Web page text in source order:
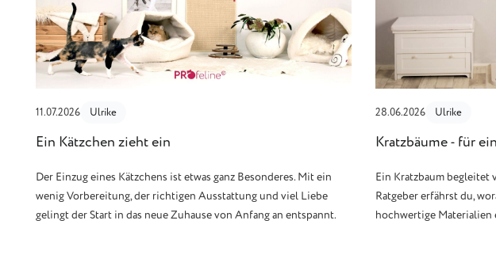
11.07.2026 Ulrike
Ein Kätzchen zieht ein
Der Einzug eines Kätzchens ist etwas ganz Besonderes. Mit ein
wenig Vorbereitung, der richtigen Ausstattung und viel Liebe
gelingt der Start in das neue Zuhause von Anfang an entspannt.
28.06.2026 Ulrike
Kratzbäume - für
Ein Kratzbaum begleitet
Ratgeber erfährst du,
hochwertige Materialien